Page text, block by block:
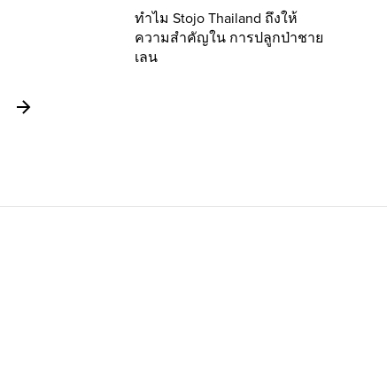
ทำไม Stojo Thailand ถึงให้
ความสำคัญใน การปลูกป่าชาย
เลน